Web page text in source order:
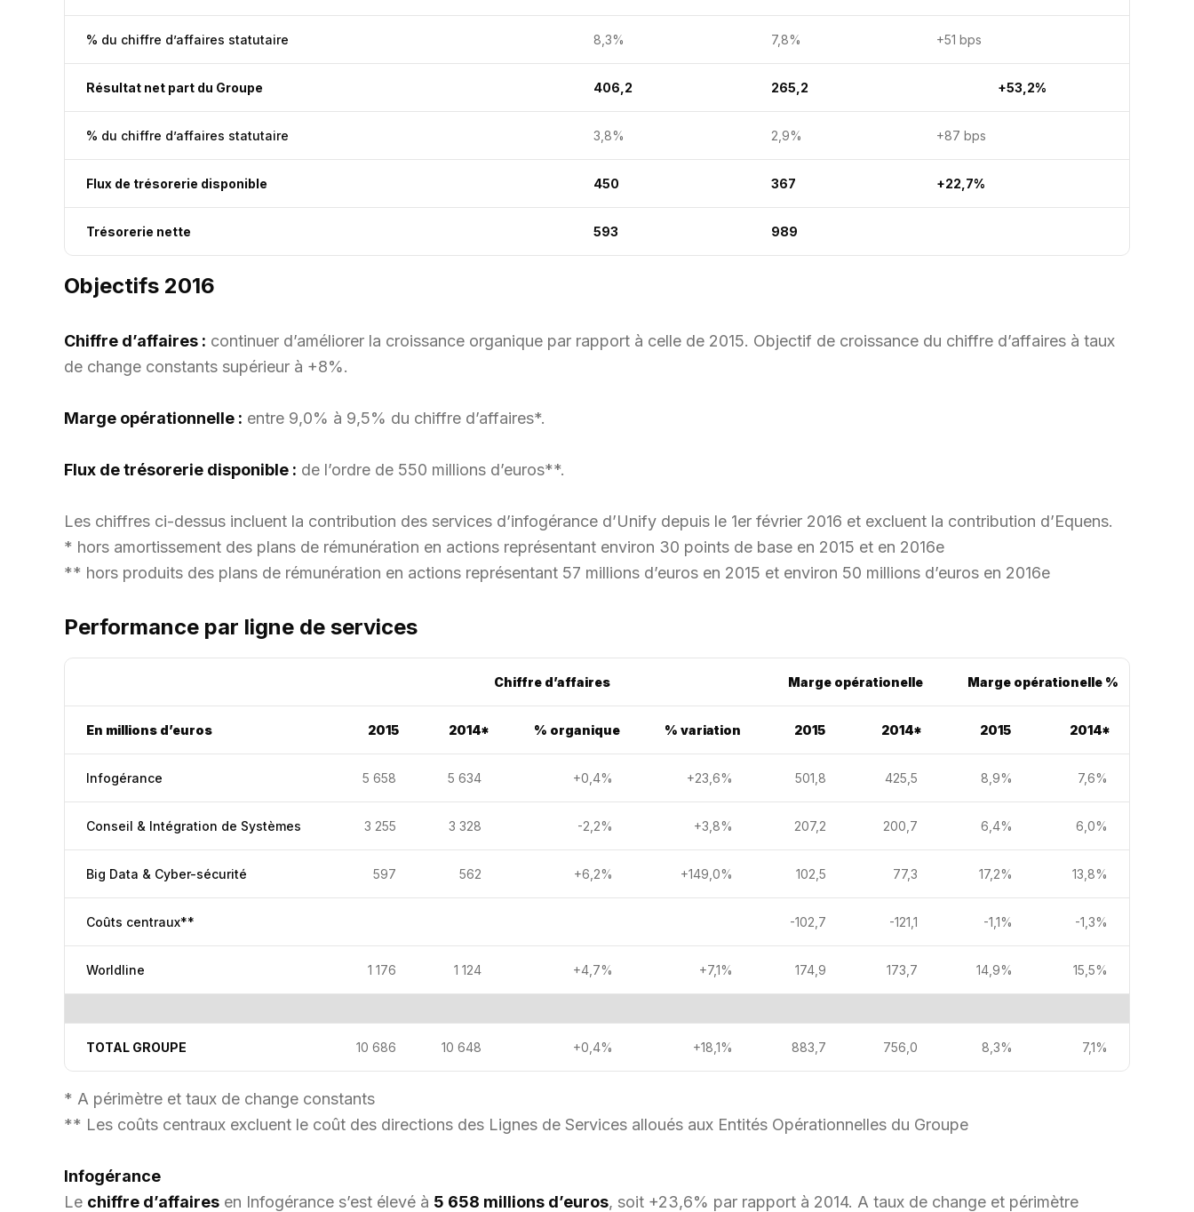
% du chiffre d’affaires statutaire 8,3% 7,8% +51 bps
Résultat net part du Groupe 406,2 265,2 +53,2%
% du chiffre d’affaires statutaire 3,8% 2,9% +87 bps
Flux de trésorerie disponible 450 367 +22,7%
Trésorerie nette 593 989
Objectifs 2016
Chiffre d’affaires : continuer d’améliorer la croissance organique par rapport à celle de 2015. Objectif de croissance du chiffre d’affaires à taux
de change constants supérieur à +8%.
Marge opérationnelle : entre 9,0% à 9,5% du chiffre d’affaires*.
Flux de trésorerie disponible : de l’ordre de 550 millions d’euros**.
Les chiffres ci-dessus incluent la contribution des services d’infogérance d’Unify depuis le 1er février 2016 et excluent la contribution d’Equens.
* hors amortissement des plans de rémunération en actions représentant environ 30 points de base en 2015 et en 2016e
** hors produits des plans de rémunération en actions représentant 57 millions d’euros en 2015 et environ 50 millions d’euros en 2016e
Performance par ligne de services
Chiffre d’affaires Marge opérationelle Marge opérationelle %
En millions d’euros 2015 2014* % organique % variation 2015 2014* 2015 2014*
Infogérance 5 658 5 634 +0,4% +23,6% 501,8 425,5 8,9% 7,6%
Conseil & Intégration de Systèmes 3 255 3 328 -2,2% +3,8% 207,2 200,7 6,4% 6,0%
Big Data & Cyber-sécurité 597 562 +6,2% +149,0% 102,5 77,3 17,2% 13,8%
Coûts centraux** -102,7 -121,1 -1,1% -1,3%
Worldline 1 176 1 124 +4,7% +7,1% 174,9 173,7 14,9% 15,5%
TOTAL GROUPE 10 686 10 648 +0,4% +18,1% 883,7 756,0 8,3% 7,1%
* A périmètre et taux de change constants
** Les coûts centraux excluent le coût des directions des Lignes de Services alloués aux Entités Opérationnelles du Groupe
Infogérance
Le chiffre d’affaires en Infogérance s’est élevé à 5 658 millions d’euros, soit +23,6% par rapport à 2014. A taux de change et périmètre